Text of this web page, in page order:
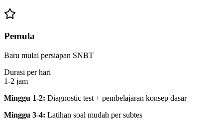
Pemula
Baru mulai persiapan SNBT
Durasi per hari
1-2 jam
Minggu 1-2: Diagnostic test + pembelajaran konsep dasar
Minggu 3-4: Latihan soal mudah per subtes